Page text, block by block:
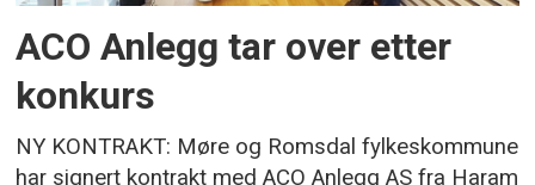
ACO Anlegg tar over etter
konkurs
NY KONTRAKT: Møre og Romsdal fylkeskommune
har signert kontrakt med ACO Anlegg AS fra Haram